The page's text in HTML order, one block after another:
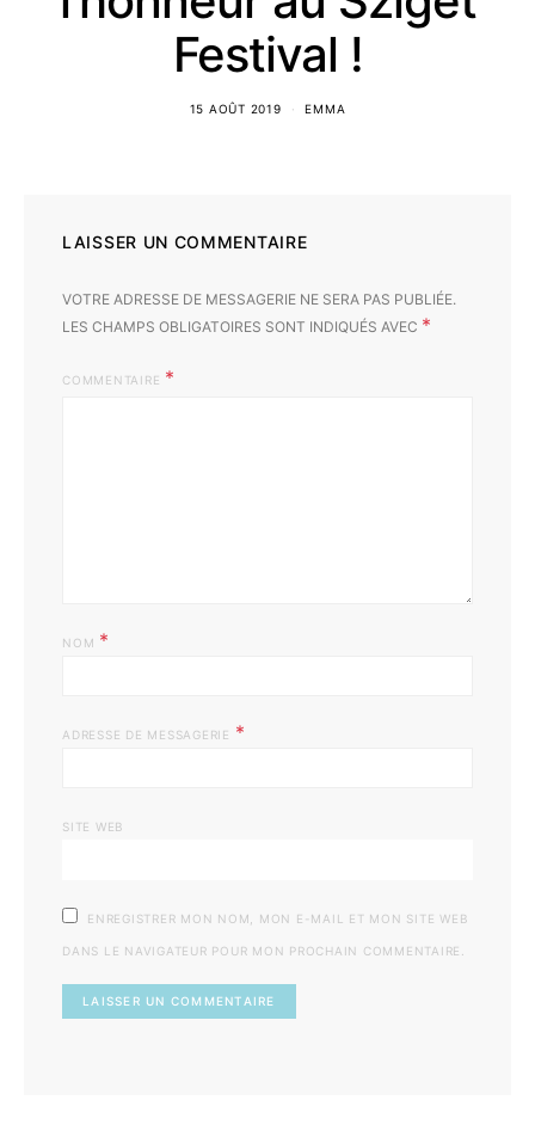
Festival !
15 AOÛT 2019 EMMA
LAISSER UN COMMENTAIRE
VOTRE ADRESSE DE MESSAGERIE NE SERA PAS PUBLIÉE.
LES CHAMPS OBLIGATOIRES SONT INDIQUÉS AVEC *
COMMENTAIRE
NOM *
ADRESSE DE MESSAGERIE *
SITE WEB
ENREGISTRER MON NOM, MON E-MAIL ET MON SITE WEB
DANS LE NAVIGATEUR POUR MON PROCHAIN COMMENTAIRE.